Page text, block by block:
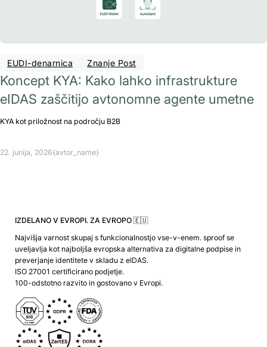
EUDI-denarnica Znanje Post
Koncept KYA: Kako lahko infrastrukture
eIDAS zaščitijo avtonomne agente umetne
KYA kot priložnost na področju B2B
22. junija, 2026{avtor_name}
IZDELANO V EVROPI. ZA EVROPO 🇪🇺
Najvišja varnost skupaj s funkcionalnostjo vse-v-enem. sproof se
uveljavlja kot najboljša evropska alternativa za digitalne podpise in
preverjanje identitete v skladu z eIDAS.
ISO 27001 certificirano podjetje.
100-odstotno razvito in gostovano v Evropi.